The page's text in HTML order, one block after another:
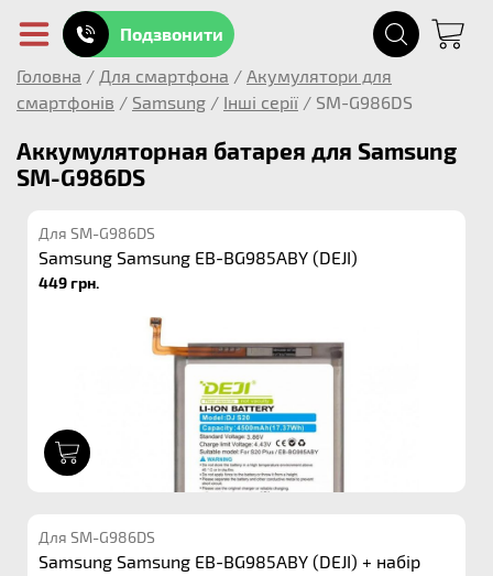
Подзвонити
Головна / Для смартфона / Акумулятори для
смартфонів / Samsung / Інші серії / SM-G986DS
Аккумуляторная батарея для Samsung
SM-G986DS
Для SM-G986DS
Samsung Samsung EB-BG985ABY (DEJI)
449 грн.
Для SM-G986DS
Samsung Samsung EB-BG985ABY (DEJI) + набір